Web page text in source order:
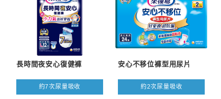
長時間夜安心復健褲
約7次尿量吸收
安心不移位褲型用尿片
約2次尿量吸收